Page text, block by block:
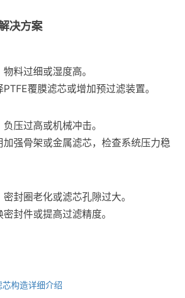
决方案
料过细或湿度高。
覆膜滤芯或增加预过滤装置。
压过高或机械冲击。
加强骨架或金属滤芯，检查系统压力稳
封圈老化或滤芯孔隙过大。
封件或提高过滤精度。
构造详细介绍